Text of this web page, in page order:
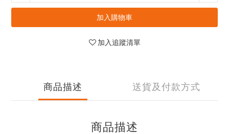
加入購物車
加入追蹤清單
商品描述 送貨及付款方式
商品描述